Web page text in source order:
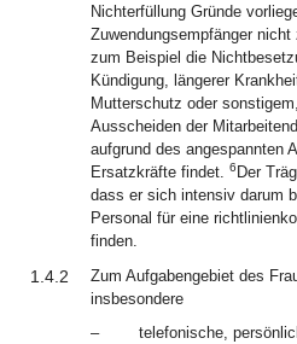
Nichterfüllung Gründe
Zuwendungsempfänger
zum Beispiel die
Kündigung, längerer
Mutterschutz oder
Ausscheiden der
aufgrund des angespannten
Ersatzkräfte findet. 6 Der
dass er sich intensiv darum
Personal für eine
finden.
1.4.2
Zum Aufgabengebiet des
insbesondere
–
telefonische,